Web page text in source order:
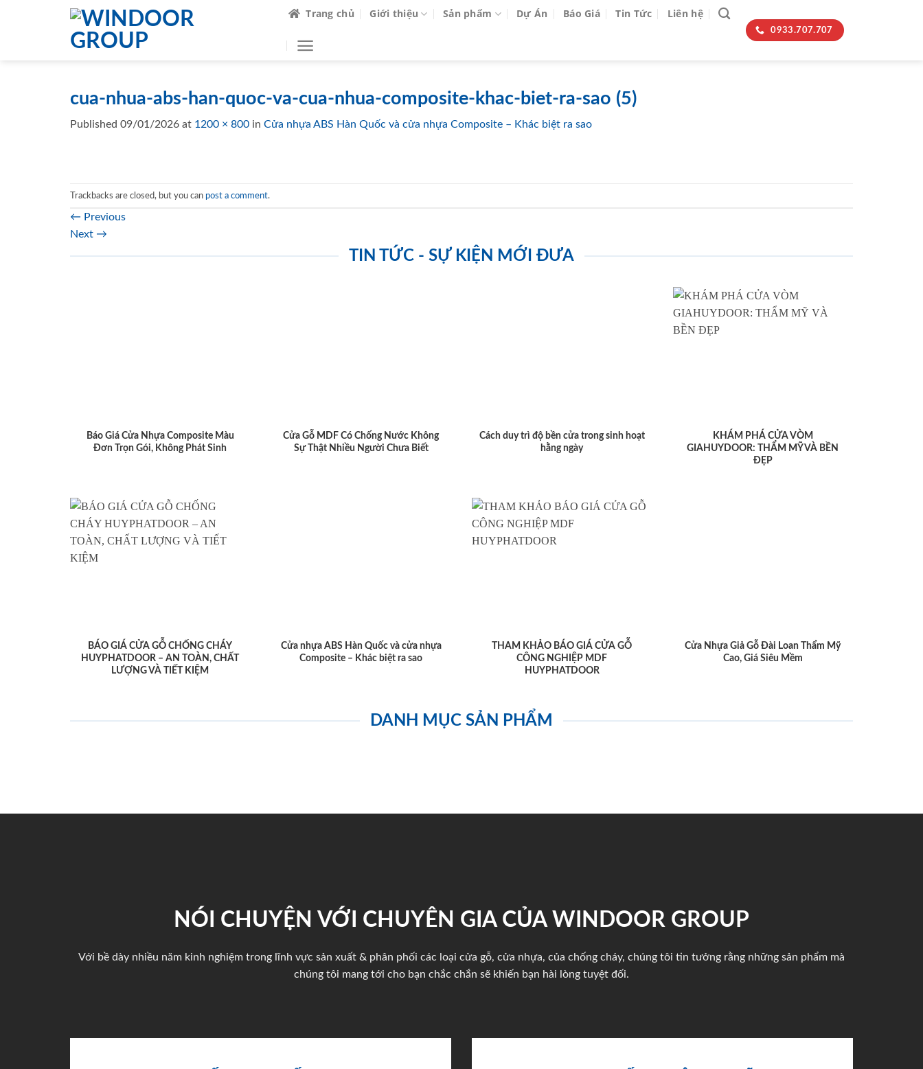
Trang chủ Giới thiệu Sản phẩm Dự Án Báo Giá Tin Tức Liên hệ
0933.707.707
cua-nhua-abs-han-quoc-va-cua-nhua-composite-khac-biet-ra-sao (5)
Published 09/01/2026 at 1200 × 800 in Cửa nhựa ABS Hàn Quốc và cửa nhựa Composite – Khác biệt ra sao
Trackbacks are closed, but you can post a comment.
← Previous
Next →
TIN TỨC - SỰ KIỆN MỚI ĐƯA
Báo Giá Cửa Nhựa Composite Màu
Đơn Trọn Gói, Không Phát Sinh
Cửa Gỗ MDF Có Chống Nước Không
Sự Thật Nhiều Người Chưa Biết
Cách duy trì độ bền cửa trong sinh hoạt
hằng ngày
KHÁM PHÁ CỬA VÒM
GIAHUYDOOR: THẨM MỸ VÀ BỀN
ĐẸP
BÁO GIÁ CỬA GỖ CHỐNG CHÁY
HUYPHATDOOR – AN TOÀN, CHẤT
LƯỢNG VÀ TIẾT KIỆM
Cửa nhựa ABS Hàn Quốc và cửa nhựa
Composite – Khác biệt ra sao
THAM KHẢO BÁO GIÁ CỬA GỖ
CÔNG NGHIỆP MDF
HUYPHATDOOR
Cửa Nhựa Giả Gỗ Đài Loan Thẩm Mỹ
Cao, Giá Siêu Mềm
DANH MỤC SẢN PHẨM
NÓI CHUYỆN VỚI CHUYÊN GIA CỦA WINDOOR GROUP
Với bề dày nhiều năm kinh nghiệm trong lĩnh vực sản xuất & phân phối các loại cửa gỗ, cửa nhựa, của chống cháy, chúng tôi tin tưởng rằng những sản phẩm mà
chúng tôi mang tới cho bạn chắc chắn sẽ khiến bạn hài lòng tuyệt đối.